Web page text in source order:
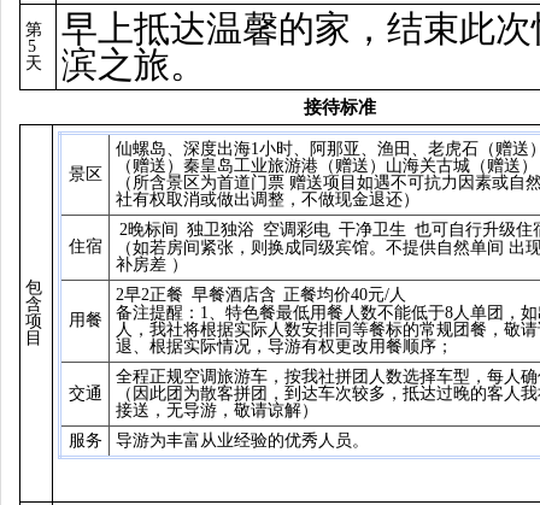
第
5
天
早上抵达温馨的家，结束此
滨之旅。
接待标准
包
含
项
目
景区
仙螺岛、深度出海1小时、阿那亚、渔田、老虎石（赠送
（赠送）秦皇岛工业旅游港（赠送）山海关古城（赠送）
（所含景区为首道门票 赠送项目如遇不可抗力因素或自
社有权取消或做出调整，不做现金退还）
住宿
2晚标间 独卫独浴 空调彩电 干净卫生 也可自行升级住
（如若房间紧张，则换成同级宾馆。不提供自然单间 出
补房差 ）
用餐
2早2正餐 早餐酒店含 正餐均价40元/人
备注提醒：1、特色餐最低用餐人数不能低于8人单团，
人，我社将根据实际人数安排同等餐标的常规团餐，敬
退、根据实际情况，导游有权更改用餐顺序；
交通
全程正规空调旅游车，按我社拼团人数选择车型，每人
（因此团为散客拼团，到达车次较多，抵达过晚的客人
接送，无导游，敬请谅解）
服务
导游为丰富从业经验的优秀人员。